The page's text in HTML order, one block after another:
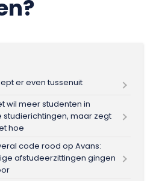
er even tussenuit
wil meer studenten in
studierichtingen, maar zegt
hoe
code rood op Avans:
afstudeerzittingen gingen